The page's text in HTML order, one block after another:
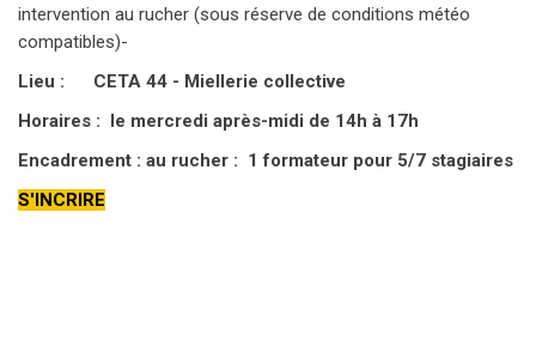
intervention au rucher (sous réserve de conditions météo
compatibles)-
Lieu : CETA 44 - Miellerie collective
Horaires : le mercredi après-midi de 14h à 17h
Encadrement : au rucher : 1 formateur pour 5/7 stagiaires
S'INCRIRE